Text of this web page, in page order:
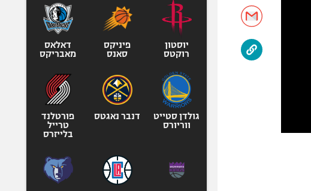
יוסטון
רוקטס
פיניקס
סאנס
דאלאס
מאבריקס
גולדן סטייט
ווריורס
דנבר נאגטס
פורטלנד
טרייל
בלייזרס